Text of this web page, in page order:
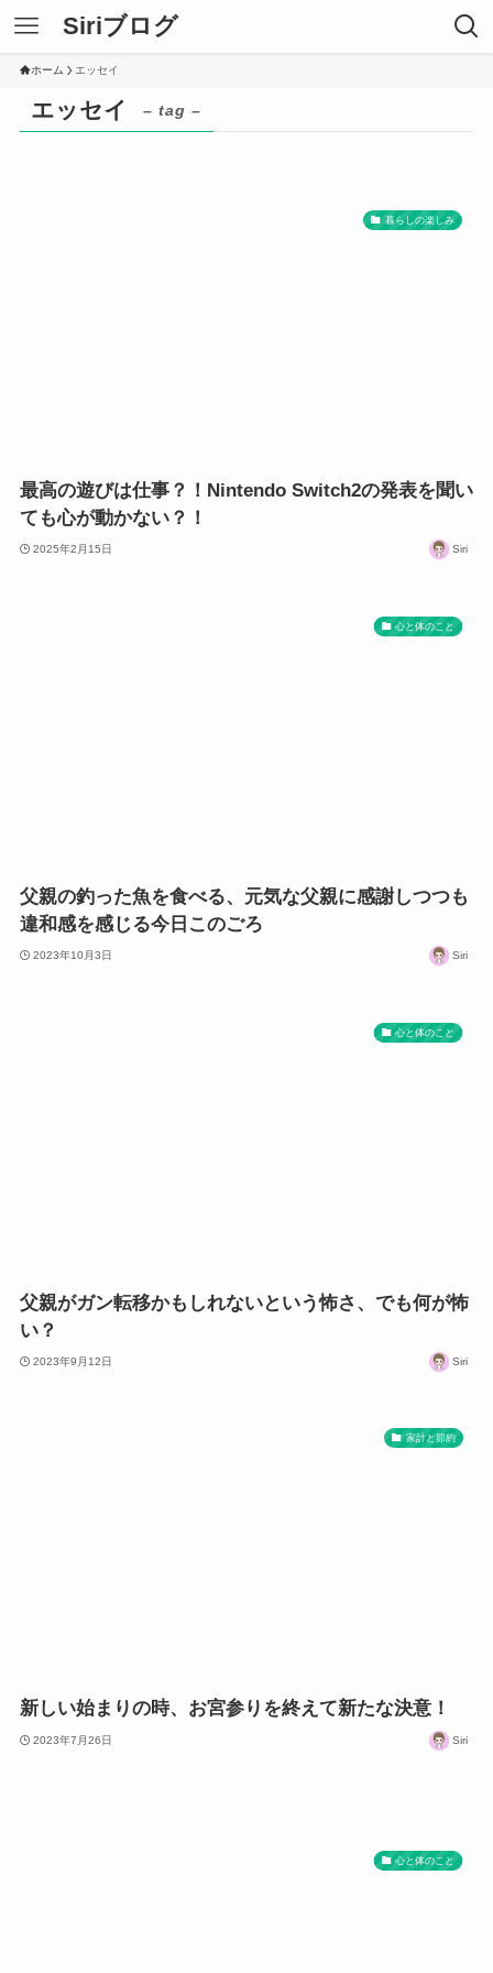
Siriブログ
ホーム エッセイ
エッセイ – tag –
暮らしの楽しみ
最高の遊びは仕事？！Nintendo Switch2の発表を聞い
ても心が動かない？！
2025年2月15日 Siri
心と体のこと
父親の釣った魚を食べる、元気な父親に感謝しつつも
違和感を感じる今日このごろ
2023年10月3日 Siri
心と体のこと
父親がガン転移かもしれないという怖さ、でも何が怖
い？
2023年9月12日 Siri
家計と節約
新しい始まりの時、お宮参りを終えて新たな決意！
2023年7月26日 Siri
心と体のこと